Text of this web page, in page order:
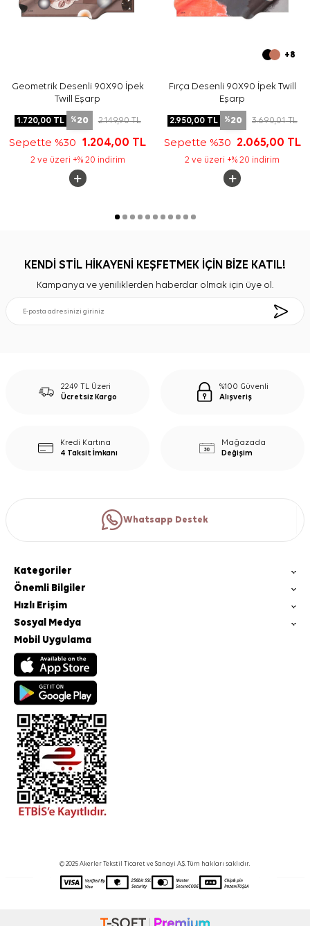
Geometrik Desenli 90X90 İpek
Twill Eşarp
1.720,00TL %20 2.149,90TL
Sepette %30 1.204,00 TL
2 ve üzeri +% 20 indirim
+8
Fırça Desenli 90X90 İpek Twill
Eşarp
2.950,00TL %20 3.690,01TL
Sepette %30 2.065,00 TL
2 ve üzeri +% 20 indirim
KENDİ STİL HİKAYENİ KEŞFETMEK İÇİN BİZE KATIL!
Kampanya ve yeniliklerden haberdar olmak için üye ol.
2249 TL Üzeri
Ücretsiz Kargo
%100 Güvenli
Alışveriş
Kredi Kartına
4 Taksit İmkanı
Mağazada
Değişim
Whatsapp Destek
Kategoriler
Önemli Bilgiler
Hızlı Erişim
Sosyal Medya
Mobil Uygulama
© 2025 Akerler Tekstil Ticaret ve Sanayi A.Ş. Tüm hakları saklıdır.